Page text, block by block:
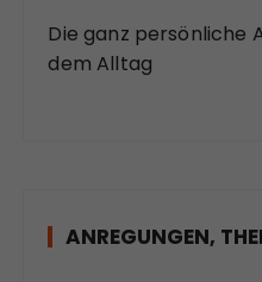
Die ganz persönliche
dem Alltag
ANREGUNGEN,